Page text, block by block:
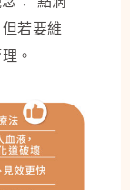
若要維
。